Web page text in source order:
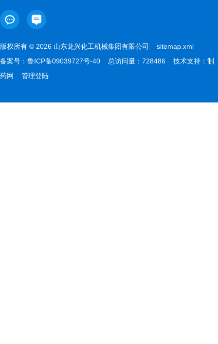
版权所有 © 2026 山东龙兴化工机械集团有限公司 sitemap.xml
备案号： 鲁ICP备09039727号-40 总访问量：728486 技术支持： 制
药网
管理登陆